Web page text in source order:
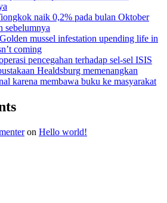
naik 0,2% pada bulan Oktober
sebelumnya
mussel infestation upending life in
coming
pencegahan terhadap sel-sel ISIS
Healdsburg memenangkan
karena membawa buku ke masyarakat
on Hello world!